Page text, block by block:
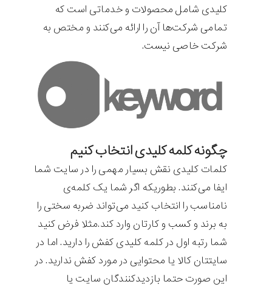
کلیدی شامل محصولات و خدماتی است که
تمامی شرکت‌ها آن را ارائه می‌کنند و مختص به
شرکت خاصی نیست.
چگونه کلمه کلیدی انتخاب کنیم
کلمات کلیدی نقش بسیار مهمی را در سایت شما
ایفا می‌کنند. بطوریکه اگر شما یک کلمه‌ی
نامناسب را انتخاب کنید می‌تواند ضربه سختی را
به برند و کسب و کارتان وارد کند.مثلا فرض کنید
شما رتبه اول در کلمه کلیدی کفش را دارید. اما در
سایتتان کالا یا محتوایی در مورد کفش ندارید. در
این صورت حتما بازدیدکنندگان سایت یا